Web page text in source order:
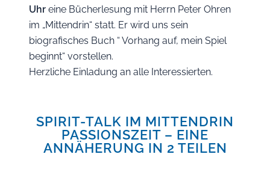
Uhr eine Bücherlesung mit Herrn Peter Ohren
im „Mittendrin“ statt. Er wird uns sein
biografisches Buch “ Vorhang auf, mein Spiel
beginnt“ vorstellen.
Herzliche Einladung an alle Interessierten.
SPIRIT-TALK IM MITTENDRIN
PASSIONSZEIT – EINE
ANNÄHERUNG IN 2 TEILEN